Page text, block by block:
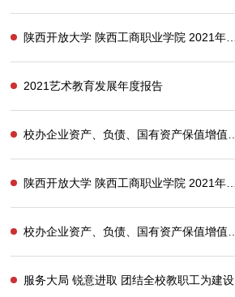
陕西开放大学 陕西工商职业学院 2021年度信息公开工作报告
2021艺术教育发展年度报告
校办企业资产、负债、国有资产保值增值等信息
陕西开放大学 陕西工商职业学院 2021年度信息公开工作报告
校办企业资产、负债、国有资产保值增值等信息
服务大局 锐意进取 团结全校教职工为建设职业本科高校而努力奋斗——第五届“双代会”第四次会议工会工作报告